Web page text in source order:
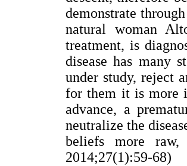
demonstrate
natural woman
treatment, is
disease has many
under study, reject
for them it is more
advance, a
neutralize the
beliefs more
2014;27(1):59-68)